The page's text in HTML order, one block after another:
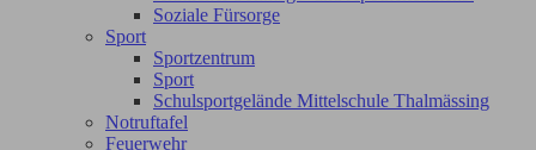
Soziale Fürsorge
Sport
Sportzentrum
Sport
Schulsportgelände Mittelschule Thalmässing
Notruftafel
Feuerwehr